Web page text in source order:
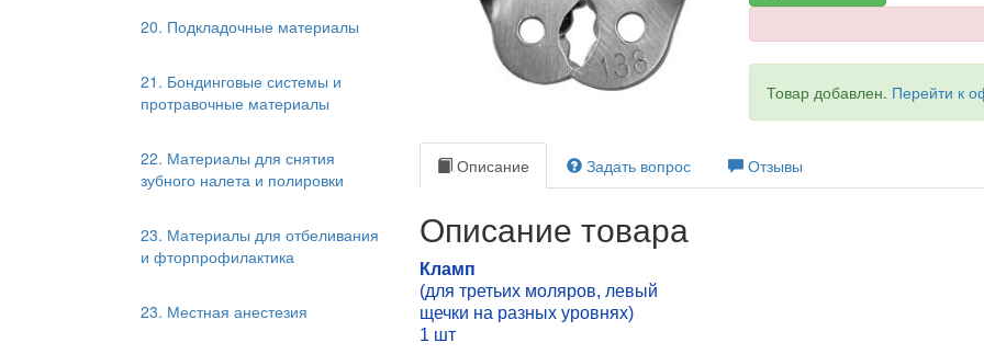
20. Подкладочные материалы
21. Бондинговые системы и
протравочные материалы
22. Материалы для снятия
зубного налета и полировки
23. Материалы для отбеливания
и фторпрофилактика
23. Местная анестезия
Товар добавлен. Перейти к
Описание Задать вопрос Отзывы
Описание товара
Кламп
(для третьих моляров, левый
щечки на разных уровнях)
1 шт